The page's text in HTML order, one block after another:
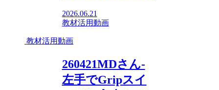
2026.06.21
教材活用動画
教材活用動画
260421MDさん-
左手でGripスイ